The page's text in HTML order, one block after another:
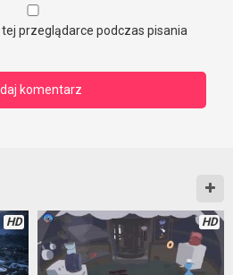
przeglądarce podczas pisania
HD HD